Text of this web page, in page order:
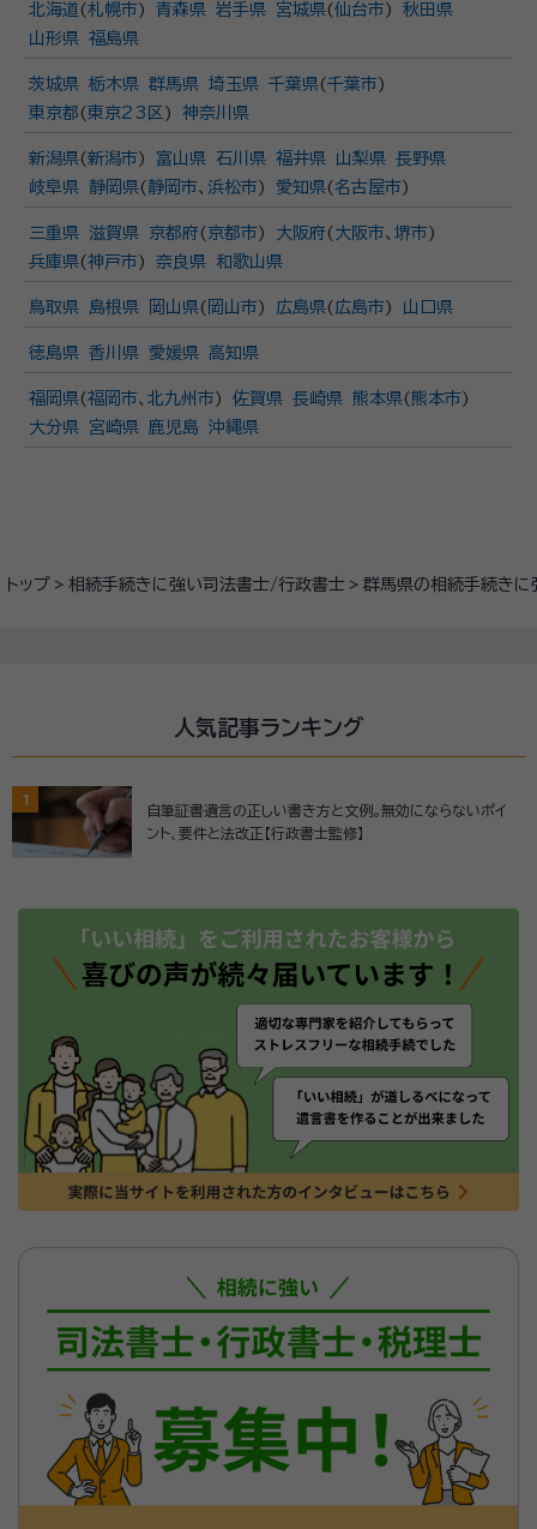
トップ 相続手続きに強い司法書士/行政書士 群馬県の相続手続き
北海道 (札幌市) 青森県 岩手県 宮城県(仙台市)
秋田県
山形県 福島県
茨城県 栃木県 群馬県 埼玉県 千葉県(千葉市)
東京都 ( 東京23区 ) 神奈川県
新潟県(新潟市) 富山県 石川県 福井県 山梨県 長野県
岐阜県
静岡県( 静岡市、 浜松市) 愛知県( 名古屋市)
三重県 滋賀県 京都府( 京都市) 大阪府( 大阪市、 堺市)
兵庫県(神戸市) 奈良県 和歌山県
鳥取県 島根県 岡山県( 岡山市) 広島県( 広島市) 山口県
徳島県 香川県 愛媛県 高知県
福岡県(福岡市、 北九州市) 佐賀県 長崎県 熊本県(熊本市)
大分県
宮崎県 鹿児島 沖縄県
人気記事ランキング
1
自筆証書遺言の正しい書き方と文例。無効にならないポイ
ント、要件と法改正【行政書士監修】